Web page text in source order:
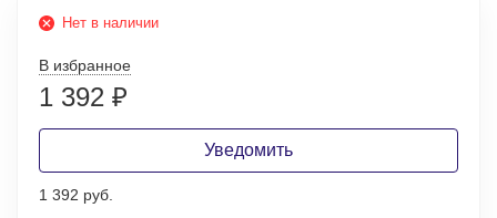
Нет в наличии
В избранное
1 392 ₽
Уведомить
1 392 руб.